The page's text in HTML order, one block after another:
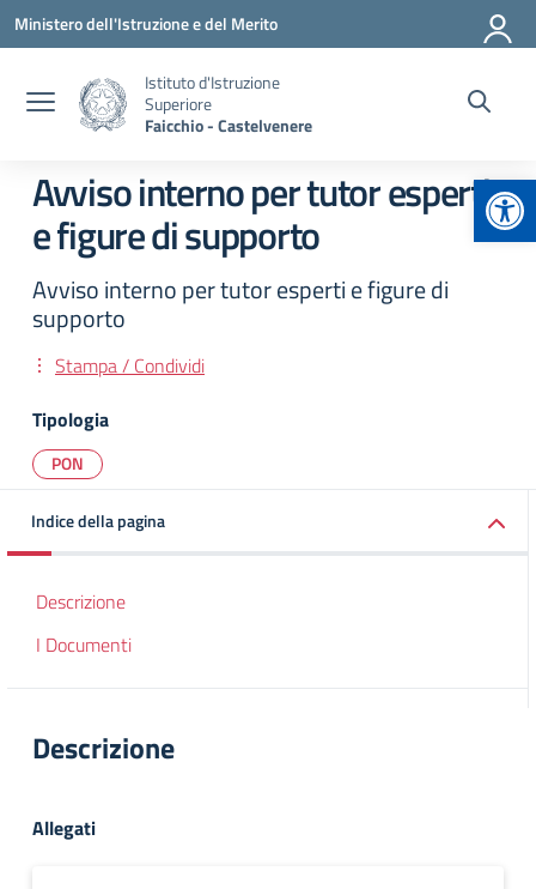
Vai ai contenuti
Vai al menu di navigazione
Vai al footer
Ministero dell'Istruzione e del Merito
Istituto d'Istruzione
Superiore
Faicchio - Castelvenere
Avviso interno per tutor esperti
e figure di supporto
Avviso interno per tutor esperti e figure di
supporto
Stampa / Condividi
Tipologia
PON
Indice della pagina
Descrizione
I Documenti
Descrizione
Allegati